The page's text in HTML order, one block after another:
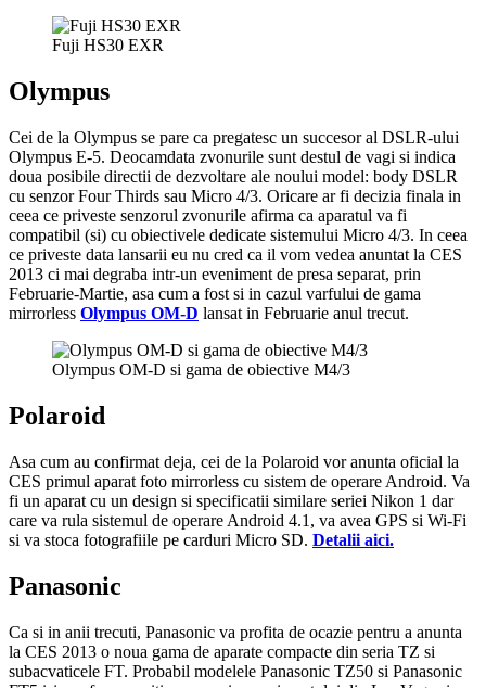
Fuji HS30 EXR
Olympus
Cei de la Olympus se pare ca pregatesc un succesor al DSLR-ului
Olympus E-5. Deocamdata zvonurile sunt destul de vagi si indica
doua posibile directii de dezvoltare ale noului model: body DSLR
cu senzor Four Thirds sau Micro 4/3. Oricare ar fi decizia finala in
ceea ce priveste senzorul zvonurile afirma ca aparatul va fi
compatibil (si) cu obiectivele dedicate sistemului Micro 4/3. In ceea
ce priveste data lansarii eu nu cred ca il vom vedea anuntat la CES
2013 ci mai degraba intr-un eveniment de presa separat, prin
Februarie-Martie, asa cum a fost si in cazul varfului de gama
mirrorless Olympus OM-D lansat in Februarie anul trecut.
Olympus OM-D si gama de obiective M4/3
Polaroid
Asa cum au confirmat deja, cei de la Polaroid vor anunta oficial la
CES primul aparat foto mirrorless cu sistem de operare Android. Va
fi un aparat cu un design si specificatii similare seriei Nikon 1 dar
care va rula sistemul de operare Android 4.1, va avea GPS si Wi-Fi
si va stoca fotografiile pe carduri Micro SD. Detalii aici.
Panasonic
Ca si in anii trecuti, Panasonic va profita de ocazie pentru a anunta
la CES 2013 o noua gama de aparate compacte din seria TZ si
subacvaticele FT. Probabil modelele Panasonic TZ50 si Panasonic